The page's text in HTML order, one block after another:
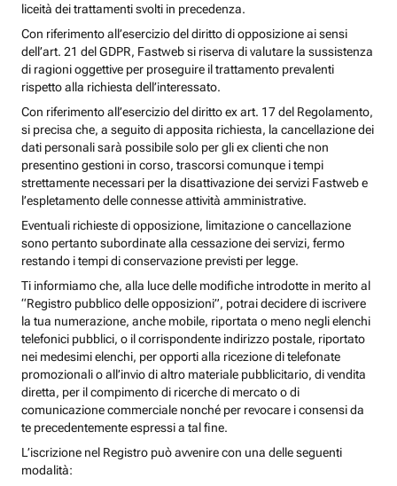
liceità dei trattamenti svolti in precedenza.
Con riferimento all’esercizio del diritto di opposizione ai sensi
dell’art. 21 del GDPR, Fastweb si riserva di valutare la sussistenza
di ragioni oggettive per proseguire il trattamento prevalenti
rispetto alla richiesta dell’interessato.
Con riferimento all’esercizio del diritto ex art. 17 del Regolamento,
si precisa che, a seguito di apposita richiesta, la cancellazione dei
dati personali sarà possibile solo per gli ex clienti che non
presentino gestioni in corso, trascorsi comunque i tempi
strettamente necessari per la disattivazione dei servizi Fastweb e
l’espletamento delle connesse attività amministrative.
Eventuali richieste di opposizione, limitazione o cancellazione
sono pertanto subordinate alla cessazione dei servizi, fermo
restando i tempi di conservazione previsti per legge.
Ti informiamo che, alla luce delle modifiche introdotte in merito al
“Registro pubblico delle opposizioni”, potrai decidere di iscrivere
la tua numerazione, anche mobile, riportata o meno negli elenchi
telefonici pubblici, o il corrispondente indirizzo postale, riportato
nei medesimi elenchi, per opporti alla ricezione di telefonate
promozionali o all’invio di altro materiale pubblicitario, di vendita
diretta, per il compimento di ricerche di mercato o di
comunicazione commerciale nonché per revocare i consensi da
te precedentemente espressi a tal fine.
L’iscrizione nel Registro può avvenire con una delle seguenti
modalità: